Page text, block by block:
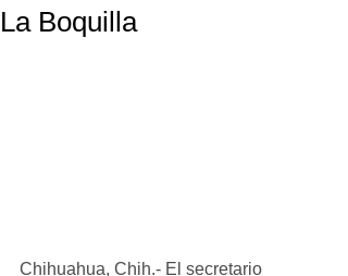
La Boquilla
Chihuahua, Chih.- El secretario